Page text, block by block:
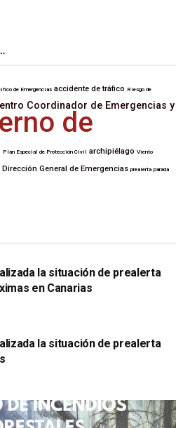
de Emergencias accidente de tráfico Riesgo de
Coordinador de Emergencias y
de
Plan Especial de Protección Civil archipiélago Viento
Dirección General de Emergencias prealerta parada
la situación de prealerta
en Canarias
la situación de prealerta